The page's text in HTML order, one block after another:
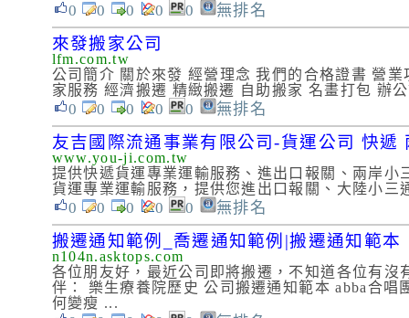
0 0 0 0 0 無排名
來發搬家公司
lfm.com.tw
公司簡介 關於來發 經營理念 我們的合格證書 營
家服務 經濟搬遷 精緻搬遷 自助搬家 名畫打包 辦
0 0 0 0 0 無排名
友吉國際流通事業有限公司-貨運公司 快
www.you-ji.com.tw
提供快遞貨運專業運輸服務、進出口報關、兩岸
貨運專業運輸服務，提供您進出口報關、大陸小
0 0 0 0 0 無排名
搬遷通知範例_喬遷通知範例|搬遷通知範本
n104n.asktops.com
各位朋友好，最近公司即將搬遷，不知道各位有
伴： 樂生療養院歷史 公司搬遷通知範本 abba合
何變瘦 ...